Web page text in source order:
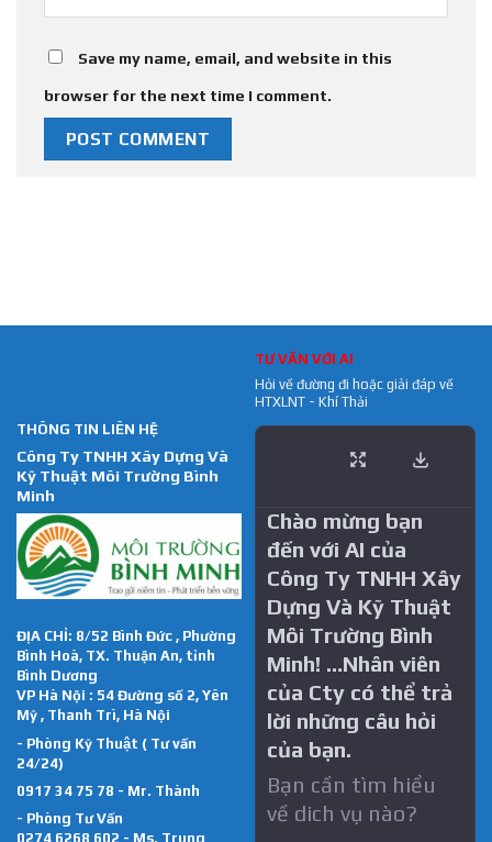
Save my name, email, and website in this
browser for the next time I comment.
THÔNG TIN LIÊN HỆ
Công Ty TNHH Xây Dựng Và
Kỹ Thuật Môi Trường Bình
Minh
ĐỊA CHỈ: 8/52 Bình Đức , Phường
Bình Hoà, TX. Thuận An, tỉnh
Bình Dương
VP Hà Nội : 54 Đường số 2, Yên
Mỹ , Thanh Trì, Hà Nội
- Phòng Kỹ Thuật ( Tư vấn
24/24)
0917 34 75 78 - Mr. Thành
- Phòng Tư Vấn
0274 6268 602 - Ms. Trung
TƯ VẤN VỚI AI
Hỏi về đường đi hoặc giải đáp về
HTXLNT - Khí Thải
Chào mừng bạn
đến với AI của
Công Ty TNHH Xây
Dựng Và Kỹ Thuật
Môi Trường Bình
Minh! …Nhân viên
của Cty có thể trả
lời những câu hỏi
của bạn.
Bạn cần tìm hiểu
về dich vụ nào?